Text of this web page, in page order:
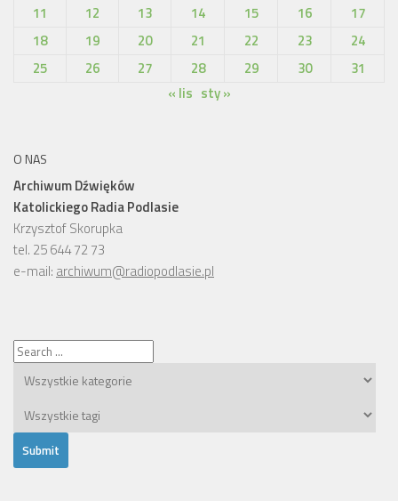
11
12 13 14 15 16
17
18
19 20 21 22 23
24
25
26 27 28 29 30
31
« lis sty »
O NAS
Archiwum Dźwięków
Katolickiego Radia Podlasie
Krzysztof Skorupka
tel. 25 644 72 73
e-mail: archiwum@radiopodlasie.pl